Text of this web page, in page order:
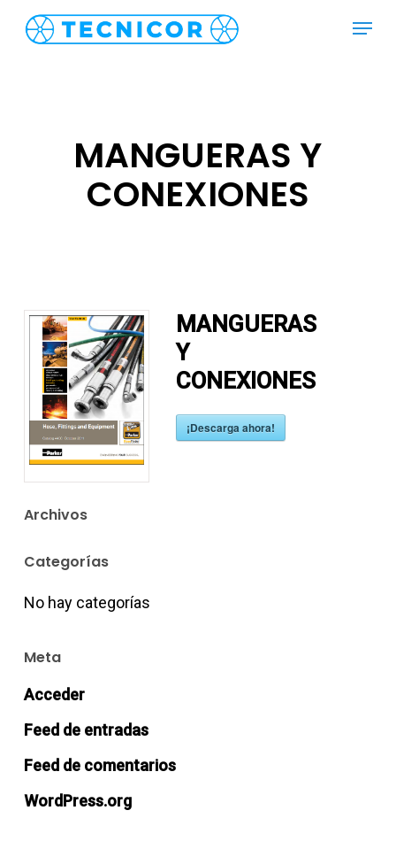
Menu
MANGUERAS Y
CONEXIONES
MANGUERAS
Y
CONEXIONES
¡Descarga ahora!
Archivos
Categorías
No hay categorías
Meta
Acceder
Feed de entradas
Feed de comentarios
WordPress.org